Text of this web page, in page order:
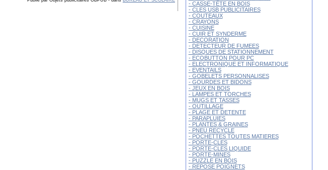
- CASSE-TÊTE EN BOIS
- CLES USB PUBLICITAIRES
- COUTEAUX
- CRAYONS
- CUISINE
- CUIR ET SYNDERME
- DECORATION
- DETECTEUR DE FUMEES
- DISQUES DE STATIONNEMENT
- ECOBUTTON POUR PC
- ELECTRONIQUE ET INFORMATIQUE
- EVENTAILS
- GOBELETS PERSONNALISES
- GOURDES ET BIDONS
- JEUX EN BOIS
- LAMPES ET TORCHES
- MUGS ET TASSES
- OUTILLAGE
- PLAGE ET DETENTE
- PARAPLUIES
- PLANTES & GRAINES
- PNEU RECYCLE
- POCHETTES TOUTES MATIERES
- PORTE-CLES
- PORTE-CLES LIQUIDE
- PORTE-MINES
- PUZZLE EN BOIS
- REPOSE POIGNETS